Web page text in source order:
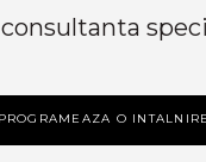
PROGRAMEAZA O INTALNIRE